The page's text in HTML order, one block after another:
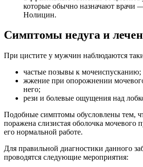
которые обычно назначают врачи
Нолицин.
Симптомы недуга и
При цистите у мужчин наблюдаются
частые позывы к мочеиспусканию;
жжение при опорожнении
него;
рези и болевые ощущения над
Подобные симптомы обусловлены тем,
поражена слизистая оболочка мочевого
его нормальной работе.
Для правильной диагностики данного
проводятся следующие мероприятия: